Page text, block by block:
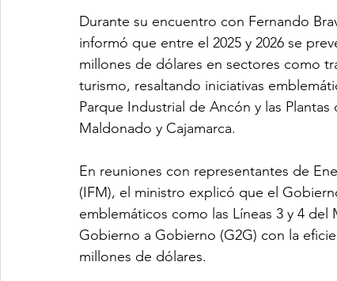
Durante su encuentro con Fernando
informó que entre el 2025 y 2026 se
millones de dólares en sectores como
turismo, resaltando iniciativas
Parque Industrial de Ancón y las
Maldonado y Cajamarca.
En reuniones con representantes de
(IFM), el ministro explicó que el
emblemáticos como las Líneas 3 y 4
Gobierno a Gobierno (G2G) con la
millones de dólares.